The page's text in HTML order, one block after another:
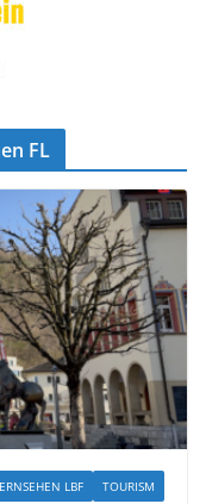
FL
LBF TOURISM